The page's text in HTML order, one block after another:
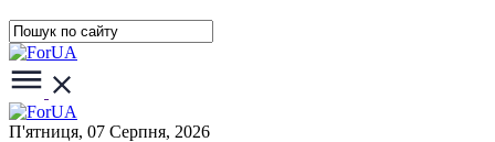
П'ятниця, 07 Серпня, 2026